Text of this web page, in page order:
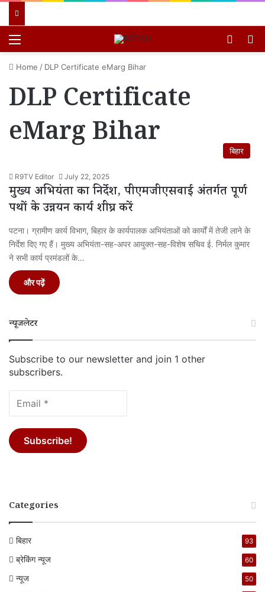
Home / DLP Certificate eMarg Bihar
DLP Certificate
eMarg Bihar
बिहार
R9TV Editor July 22, 2025
मुख्य अभियंता का निर्देश, पीएमजीएसवाई अंतर्गत पूर्ण
पथों के उन्नयन कार्य शीघ्र करें
पटना। ग्रामीण कार्य विभाग, बिहार के कार्यपालक अभियंताओं को कार्यों में तेजी लाने के
निर्देश दिए गए हैं। मुख्य अभियंता-सह-अपर आयुक्त-सह-विशेष सचिव ई. निर्मल कुमार
ने सभी कार्य प्रमंडलों के…
और पढ़ें
न्यूजलेटर
Subscribe to our newsletter and join 1 other
subscribers.
Categories
बिहार 93
ब्रेकिंग न्यूज 60
न्यूज 50